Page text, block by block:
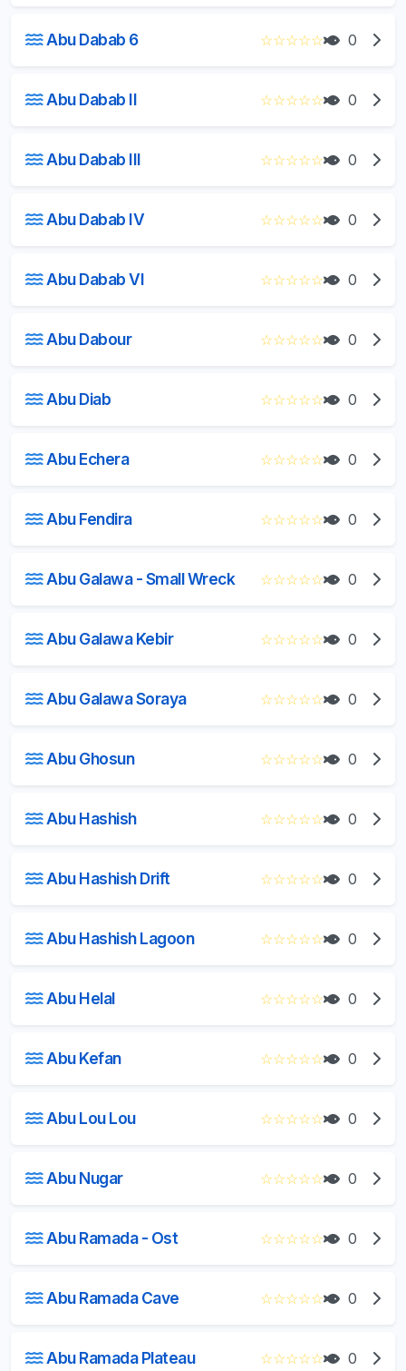
Abu Dabab 6 ☆☆☆☆☆ 0
Abu Dabab II ☆☆☆☆☆ 0
Abu Dabab III ☆☆☆☆☆ 0
Abu Dabab IV ☆☆☆☆☆ 0
Abu Dabab VI ☆☆☆☆☆ 0
Abu Dabour ☆☆☆☆☆ 0
Abu Diab ☆☆☆☆☆ 0
Abu Echera ☆☆☆☆☆ 0
Abu Fendira ☆☆☆☆☆ 0
Abu Galawa - Small Wreck ☆☆☆☆☆ 0
Abu Galawa Kebir ☆☆☆☆☆ 0
Abu Galawa Soraya ☆☆☆☆☆ 0
Abu Ghosun ☆☆☆☆☆ 0
Abu Hashish ☆☆☆☆☆ 0
Abu Hashish Drift ☆☆☆☆☆ 0
Abu Hashish Lagoon ☆☆☆☆☆ 0
Abu Helal ☆☆☆☆☆ 0
Abu Kefan ☆☆☆☆☆ 0
Abu Lou Lou ☆☆☆☆☆ 0
Abu Nugar ☆☆☆☆☆ 0
Abu Ramada - Ost ☆☆☆☆☆ 0
Abu Ramada Cave ☆☆☆☆☆ 0
Abu Ramada Plateau ☆☆☆☆☆ 0